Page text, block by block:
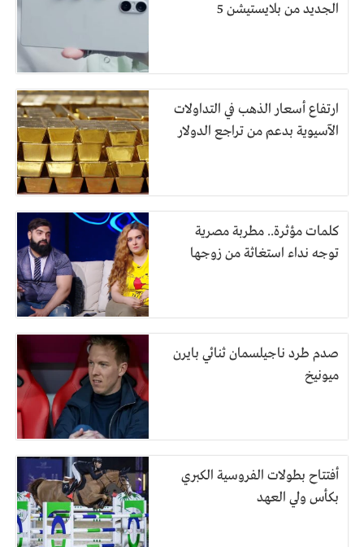
الجديد من بلايستيشن 5
ارتفاع أسعار الذهب في التداولات
الآسيوية بدعم من تراجع الدولار
كلمات مؤثرة.. مطربة مصرية
توجه نداء استغاثة من زوجها
صدم طرد ناجيلسمان ثنائي بايرن
ميونيخ
أفتتاح بطولات الفروسية الكبري
بكأس ولي العهد